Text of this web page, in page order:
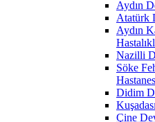
Aydın
Atatürk
Aydın
Nazilli
Söke
Didim
Çine